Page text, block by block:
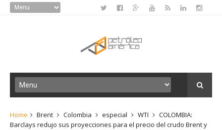
Home Brent Colombia especial WTI
COLOMBIA:
Barclays redujo sus proyecciones para el precio del crudo Brent y